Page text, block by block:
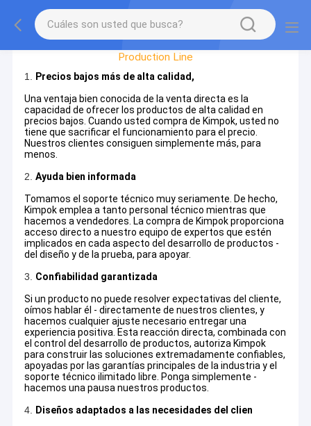
Factory Tour
Production Line
1.
Precios bajos más de alta calidad,
Una ventaja bien conocida de la venta directa es la
capacidad de ofrecer los productos de alta calidad en
precios bajos. Cuando usted compra de Kimpok, usted no
tiene que sacrificar el funcionamiento para el precio.
Nuestros clientes consiguen simplemente más, para
menos.
2.Ayuda bien informada
Tomamos el soporte técnico muy seriamente. De hecho,
Kimpok emplea a tanto personal técnico mientras que
hacemos a vendedores. La compra de Kimpok proporciona
acceso directo a nuestro equipo de expertos que estén
implicados en cada aspecto del desarrollo de productos -
del diseño y de la prueba, para apoyar.
3. Confiabilidad garantizada
Si un producto no puede resolver expectativas del cliente,
oímos hablar él - directamente de nuestros clientes, y
hacemos cualquier ajuste necesario entregar una
experiencia positiva. Esta reacción directa, combinada con
el control del desarrollo de productos, autoriza Kimpok
para construir las soluciones extremadamente confiables,
apoyadas por las garantías principales de la industria y el
soporte técnico ilimitado libre. Ponga simplemente -
hacemos una pausa nuestros productos.
4.
Diseños adaptados a las necesidades del clien